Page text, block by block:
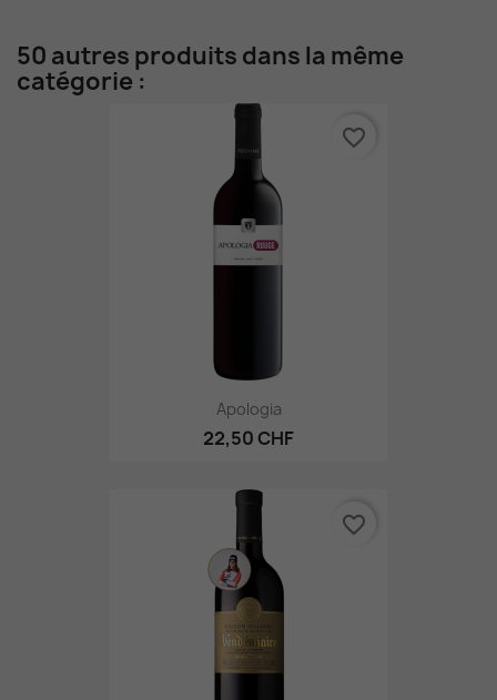
50 autres produits dans la même
catégorie :
Apologia
22,50 CHF
favorite_border
favorite_border